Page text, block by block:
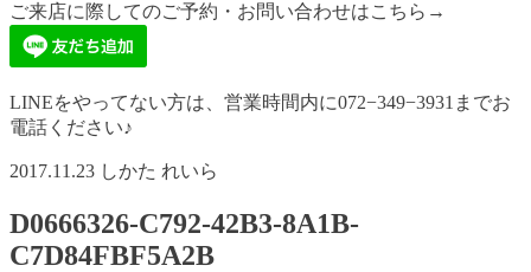
ご来店に際してのご予約・お問い合わせはこちら→
LINEをやってない方は、営業時間内に072−349−3931までお
電話ください♪
2017.11.23 しかた れいら
D0666326-C792-42B3-8A1B-
C7D84FBF5A2B